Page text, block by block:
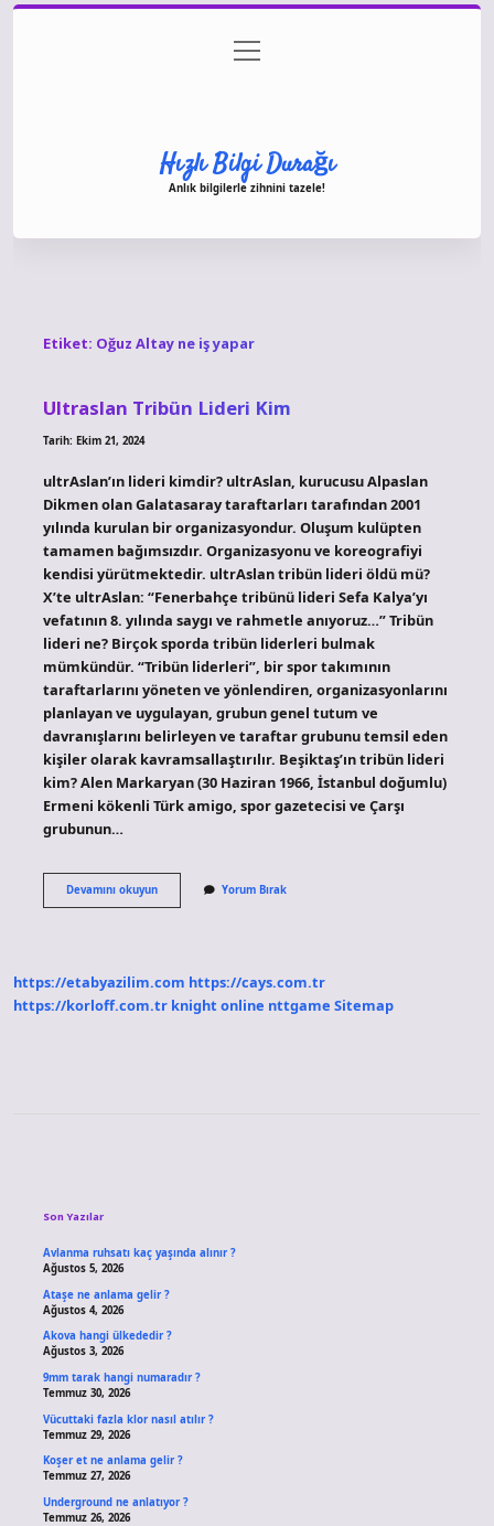
Gizlilik Politikası
menüyü
aç
Hızlı Bilgi Durağı
Anlık bilgilerle zihnini tazele!
Etiket: Oğuz Altay ne iş yapar
Ultraslan Tribün Lideri Kim
Tarih: Ekim 21, 2024
ultrAslan’ın lideri kimdir? ultrAslan, kurucusu Alpaslan
Dikmen olan Galatasaray taraftarları tarafından 2001
yılında kurulan bir organizasyondur. Oluşum kulüpten
tamamen bağımsızdır. Organizasyonu ve koreografiyi
kendisi yürütmektedir. ultrAslan tribün lideri öldü mü?
X’te ultrAslan: “Fenerbahçe tribünü lideri Sefa Kalya’yı
vefatının 8. yılında saygı ve rahmetle anıyoruz…” Tribün
lideri ne? Birçok sporda tribün liderleri bulmak
mümkündür. “Tribün liderleri”, bir spor takımının
taraftarlarını yöneten ve yönlendiren, organizasyonlarını
planlayan ve uygulayan, grubun genel tutum ve
davranışlarını belirleyen ve taraftar grubunu temsil eden
kişiler olarak kavramsallaştırılır. Beşiktaş’ın tribün lideri
kim? Alen Markaryan (30 Haziran 1966, İstanbul doğumlu)
Ermeni kökenli Türk amigo, spor gazetecisi ve Çarşı
grubunun…
Devamını okuyunUltraslan
Tribün
Yorum Bırak
https://etabyazilim.com https://cays.com.tr
https://korloff.com.tr knight online nttgame Sitemap
Son Yazılar
Avlanma ruhsatı kaç yaşında alınır ?
Ağustos 5, 2026
Ataşe ne anlama gelir ?
Ağustos 4, 2026
Akova hangi ülkededir ?
Ağustos 3, 2026
9mm tarak hangi numaradır ?
Temmuz 30, 2026
Vücuttaki fazla klor nasıl atılır ?
Temmuz 29, 2026
Koşer et ne anlama gelir ?
Temmuz 27, 2026
Underground ne anlatıyor ?
Temmuz 26, 2026